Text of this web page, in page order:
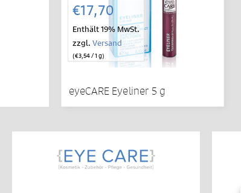
€17,70
Enthält 19% MwSt.
zzgl. Versand
(€3,54/ 1 g)
eyeCARE Eyeliner 5 g